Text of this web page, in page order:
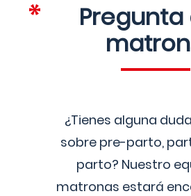
Pregunta
¿Tienes alguna
sobre pre-parto,
parto? Nuestro
matronas estará